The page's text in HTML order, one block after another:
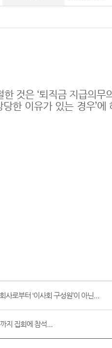
한 것은 ‘퇴직금 지급의무
한 이유가 있는 경우’에
로부터 ‘이사회 구성원’이 아닌...
지 집회에 참석...